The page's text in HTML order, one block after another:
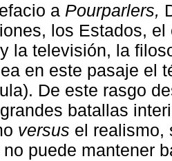
a Pourparlers,
los Estados,
la televisión, la
en este pasaje el
De este rasgo
batallas
versus el realismo,
puede mantener